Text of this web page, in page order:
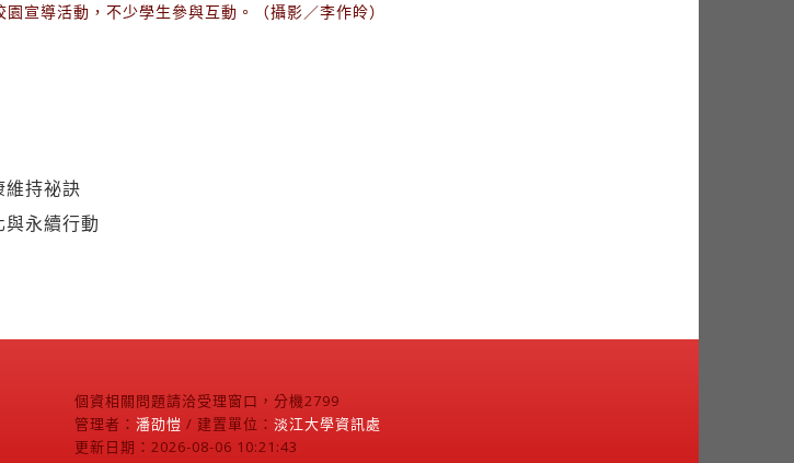
宣導活動，不少學生參與互動。（攝影／李作皊）
維持祕訣
永續行動
個資相關問題請洽受理窗口，分機2799
管理者： 潘劭愷 / 建置單位： 淡江大學資訊處
更新日期：2026-08-06 10:21:43